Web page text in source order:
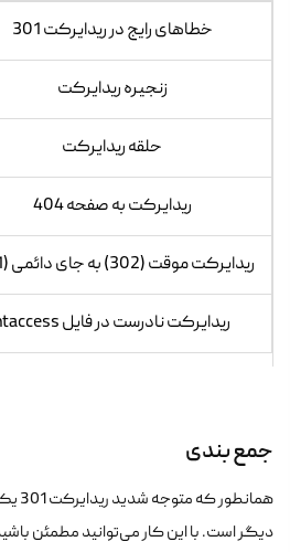
خطاهای رایج در ریدایرکت 301
زنجیره ریدایرکت
حلقه ریدایرکت
ریدایرکت به صفحه 404
ریدایرکت موقت (302) به جای دائمی (301)
ریدایرکت نادرست در فایل htaccess
جمع بندی
دیگر است. با این کار می‌توانید مطمئن